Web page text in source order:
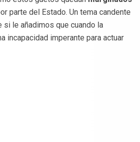
parte del Estado. Un tema candente
si le añadimos que cuando la
incapacidad imperante para actuar